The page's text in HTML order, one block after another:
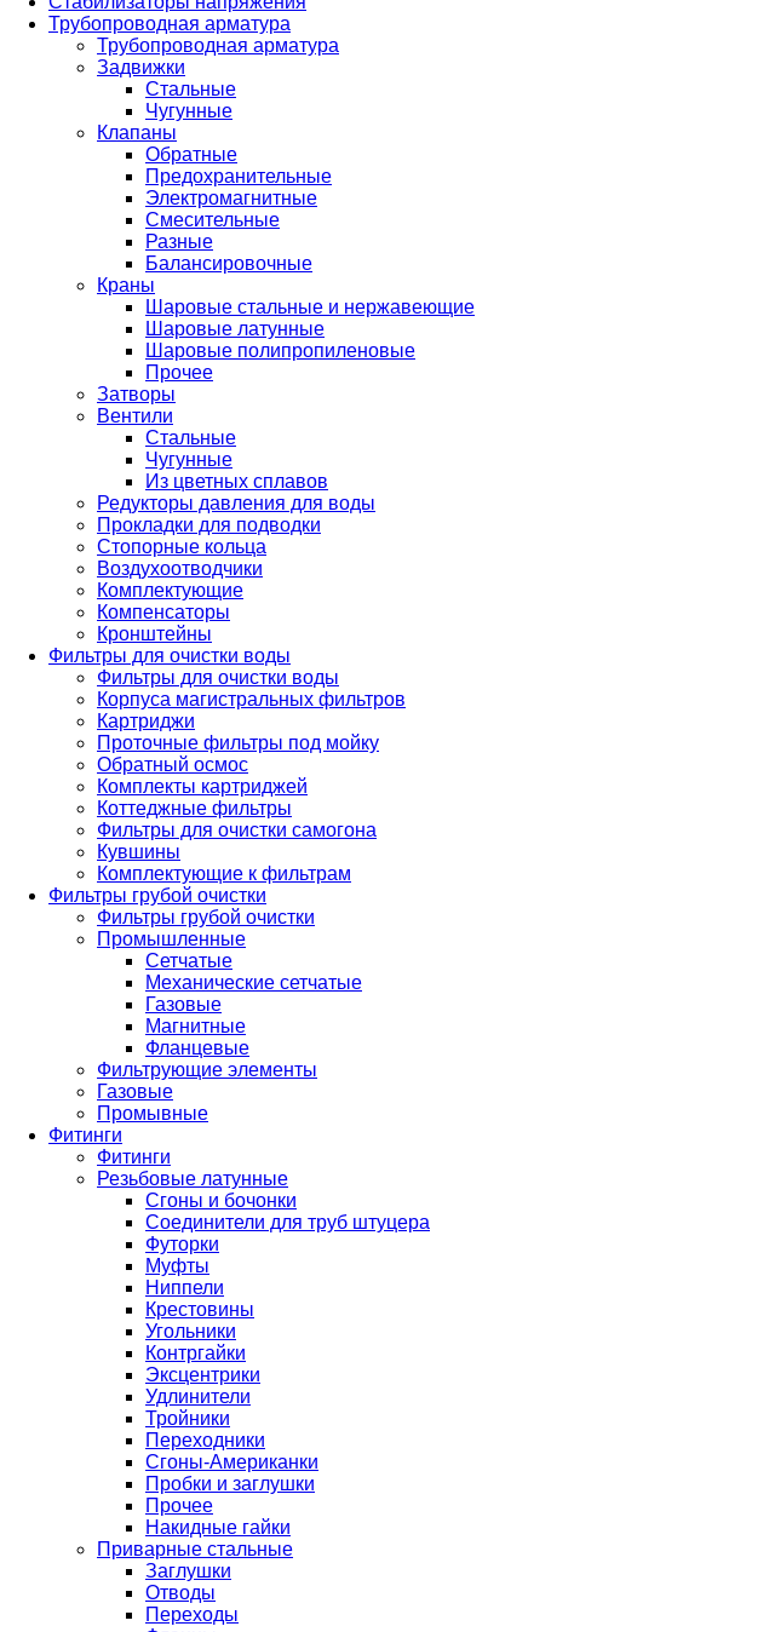
Трубопроводная арматура
Трубопроводная арматура
Задвижки
Стальные
Чугунные
Клапаны
Обратные
Предохранительные
Электромагнитные
Смесительные
Разные
Балансировочные
Краны
Шаровые стальные и нержавеющие
Шаровые латунные
Шаровые полипропиленовые
Прочее
Затворы
Вентили
Стальные
Чугунные
Из цветных сплавов
Редукторы давления для воды
Прокладки для подводки
Стопорные кольца
Воздухоотводчики
Комплектующие
Компенсаторы
Кронштейны
Фильтры для очистки воды
Фильтры для очистки воды
Корпуса магистральных фильтров
Картриджи
Проточные фильтры под мойку
Обратный осмос
Комплекты картриджей
Коттеджные фильтры
Фильтры для очистки самогона
Кувшины
Комплектующие к фильтрам
Фильтры грубой очистки
Фильтры грубой очистки
Промышленные
Сетчатые
Механические сетчатые
Газовые
Магнитные
Фланцевые
Фильтрующие элементы
Газовые
Промывные
Фитинги
Фитинги
Резьбовые латунные
Сгоны и бочонки
Соединители для труб штуцера
Футорки
Муфты
Ниппели
Крестовины
Угольники
Контргайки
Эксцентрики
Удлинители
Тройники
Переходники
Сгоны-Американки
Пробки и заглушки
Прочее
Накидные гайки
Приварные стальные
Заглушки
Отводы
Переходы